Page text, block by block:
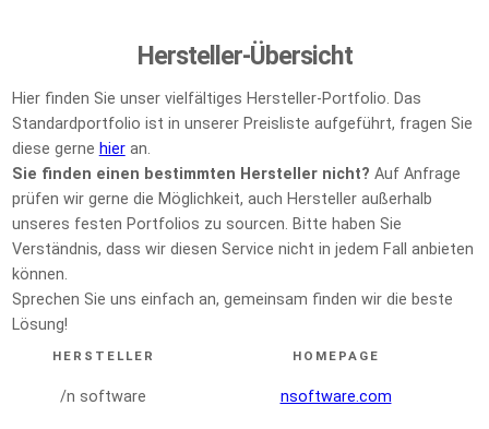
Hersteller-Übersicht
Hier finden Sie unser vielfältiges Hersteller-Portfolio. Das
Standardportfolio ist in unserer Preisliste aufgeführt, fragen Sie
diese gerne hieran.
Sie finden einen bestimmten Hersteller nicht? Auf Anfrage
prüfen wir gerne die Möglichkeit, auch Hersteller außerhalb
unseres festen Portfolios zu sourcen. Bitte haben Sie
Verständnis, dass wir diesen Service nicht in jedem Fall anbieten
können.
Sprechen Sie uns einfach an, gemeinsam finden wir die beste
Lösung!
HERSTELLER HOMEPAGE
/n software nsoftware.com